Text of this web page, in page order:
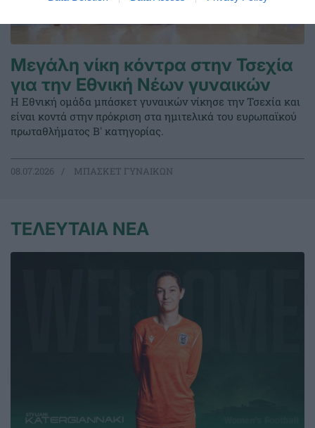
Μεγάλη νίκη κόντρα στην Τσεχία
για την Εθνική Νέων γυναικών
Η Εθνική ομάδα μπάσκετ γυναικών νίκησε την Τσεχία και
είναι κοντά στην πρόκριση στα ημιτελικά του ευρωπαϊκού
πρωταθλήματος Β' κατηγορίας.
08.07.2026 ΜΠΑΣΚΕΤ ΓΥΝΑΙΚΩΝ
ΤΕΛΕΥΤΑΙΑ ΝΕΑ